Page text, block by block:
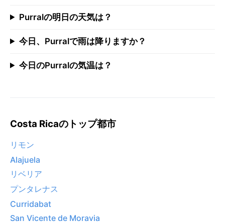
Purralの明日の天気は？
今日、Purralで雨は降りますか？
今日のPurralの気温は？
Costa Ricaのトップ都市
リモン
Alajuela
リベリア
プンタレナス
Curridabat
San Vicente de Moravia